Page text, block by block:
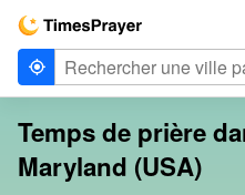
Temps de prière
Maryland (USA)